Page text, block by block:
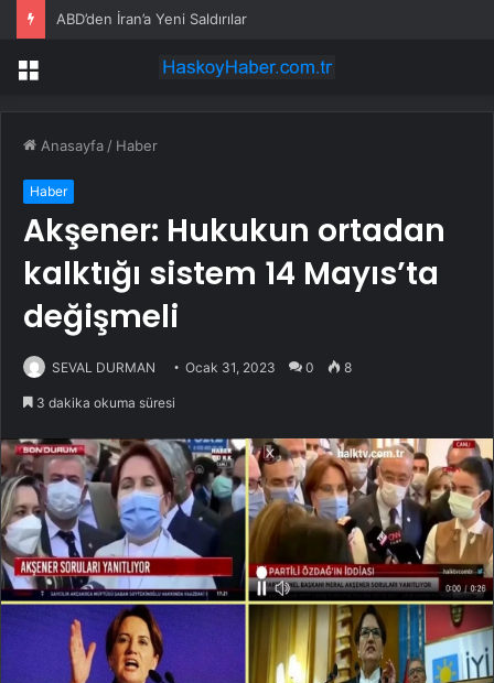
ABD’den İran’a Yeni Saldırılar
Menü
Anasayfa / Haber
Haber
Akşener: Hukukun ortadan
kalktığı sistem 14 Mayıs’ta
değişmeli
SEVAL DURMAN Ocak 31, 2023 0 8
3 dakika okuma süresi